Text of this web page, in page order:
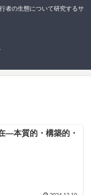
者の生態について研究するサ
―本質的・構築的・